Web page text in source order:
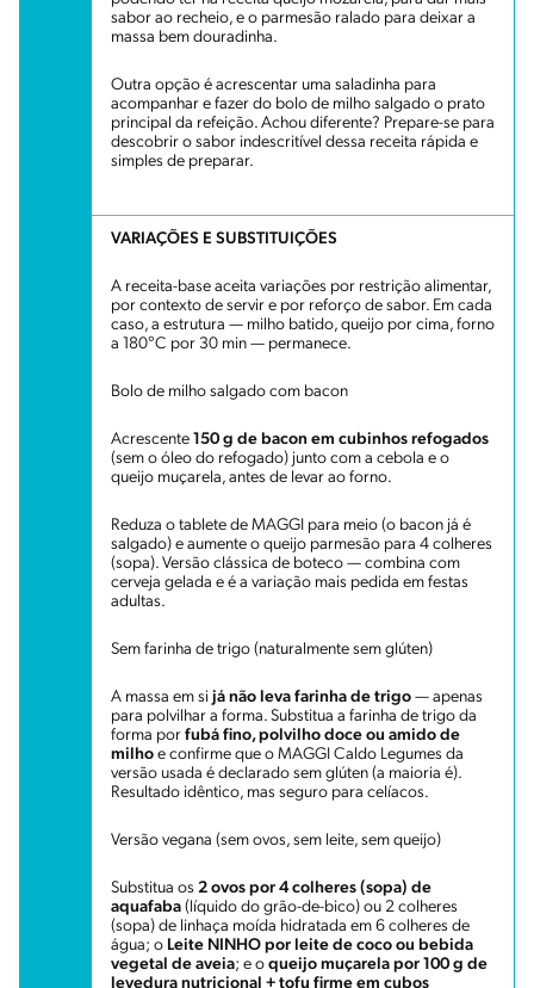
sabor ao recheio, e o parmesão ralado para deixar a
massa bem douradinha.
Outra opção é acrescentar uma saladinha para
acompanhar e fazer do bolo de milho salgado o prato
principal da refeição. Achou diferente? Prepare-se para
descobrir o sabor indescritível dessa receita rápida e
simples de preparar.
VARIAÇÕES E SUBSTITUIÇÕES
A receita-base aceita variações por restrição alimentar,
por contexto de servir e por reforço de sabor. Em cada
caso, a estrutura — milho batido, queijo por cima, forno
a 180°C por 30 min — permanece.
Bolo de milho salgado com bacon
Acrescente 150 g de bacon em cubinhos refogados
(sem o óleo do refogado) junto com a cebola e o
queijo muçarela, antes de levar ao forno.
Reduza o tablete de MAGGI para meio (o bacon já é
salgado) e aumente o queijo parmesão para 4 colheres
(sopa). Versão clássica de boteco — combina com
cerveja gelada e é a variação mais pedida em festas
adultas.
Sem farinha de trigo (naturalmente sem glúten)
A massa em si já não leva farinha de trigo — apenas
para polvilhar a forma. Substitua a farinha de trigo da
forma por fubá fino, polvilho doce ou amido de
milho e confirme que o MAGGI Caldo Legumes da
versão usada é declarado sem glúten (a maioria é).
Resultado idêntico, mas seguro para celíacos.
Versão vegana (sem ovos, sem leite, sem queijo)
Substitua os 2 ovos por 4 colheres (sopa) de
aquafaba (líquido do grão-de-bico) ou 2 colheres
(sopa) de linhaça moída hidratada em 6 colheres de
água; o Leite NINHO por leite de coco ou bebida
vegetal de aveia; e o queijo muçarela por 100 g de
levedura nutricional + tofu firme em cubos